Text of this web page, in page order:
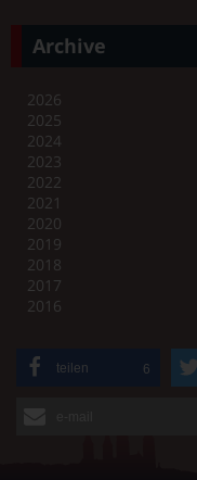
Archive
2026
2025
2024
2023
2022
2021
2020
2019
2018
2017
2016
teilen 6